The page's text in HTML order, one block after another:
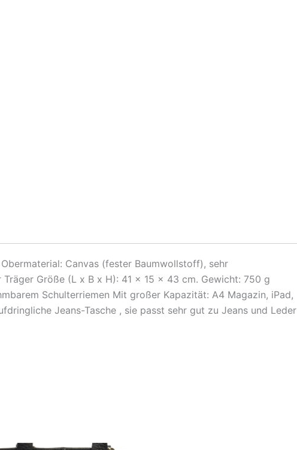
Obermaterial: Canvas (fester Baumwollstoff), sehr
Größe (L x B x H): 41 x 15 x 43 cm. Gewicht: 750 g
Schulterriemen Mit großer Kapazität: A4 Magazin, iPad,
Jeans-Tasche , sie passt sehr gut zu Jeans und Leder